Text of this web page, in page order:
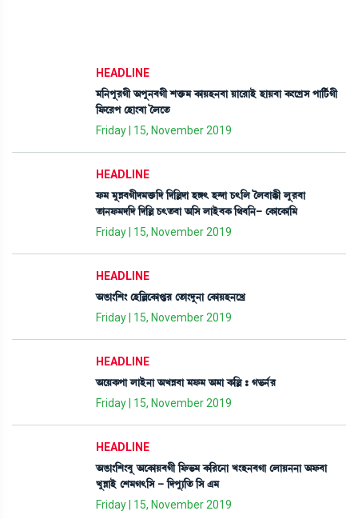
HEADLINE
³[>šå¹Kã "šå>¤Kã Åv¡û¡³ A¡àÚÒ>¤à Úàì¹àÒü ÒàÚ¤à A¡}ìNøÎ šà[i¢¡Kã
[ó¡ì¹š ëÒà}¤à íºìt¡
Friday | 15, November 2019
HEADLINE
ó¡³ ³åÄ¤Kãƒ³v¡û¡[ƒ [ƒ[Àƒà ÒU; Ò@ƒà W¡;[º íº¤àB¡ã ºå¹¤à
t¡à>ó¡³ƒ[ƒ [ƒ[À W¡;t¡¤à "[Î ºàÒü¤A¡ [=¤[>- ëA¡àìA¡à[³
Friday | 15, November 2019
HEADLINE
"R¡à}[Å} ëÒ[ÀìA¡àœ¡¹ ët¡à}ƒå>à ëA¡àÚÒ>ìJø
Friday | 15, November 2019
HEADLINE
"ìÚA¡šà ºàÒü>à "JÄ¤à ³ó¡³ "³à A¡[À – K®¡>¢¹
Friday | 15, November 2019
HEADLINE
"R¡à}[Å}¤å "ìA¡àÚ¤Kã [ó¡®¡³ A¡[¹ì>à J}Ò>¤Kà ëºàÚ>>à "ó¡¤à
JåÄàÒü ëÅ³K;[Î - [ƒšå¸[t¡ [Î &³
Friday | 15, November 2019